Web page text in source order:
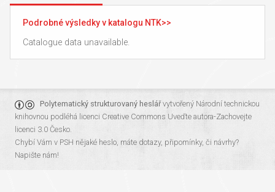
Podrobné výsledky v katalogu NTK
Catalogue data unavailable.
Polytematický strukturovaný heslářvytvořený Národní technickou
knihovnou podléhá licenci Creative Commons Uveďte autora-Zachovejte
licenci 3.0 Česko.
Chybí Vám v PSH nějaké heslo, máte dotazy, připomínky, či návrhy?
Napište nám!